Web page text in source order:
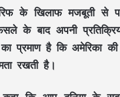
के खिलाफ मजबूती से
के बाद अपनी
प्रमाण है कि अमेरिका
रखती है।